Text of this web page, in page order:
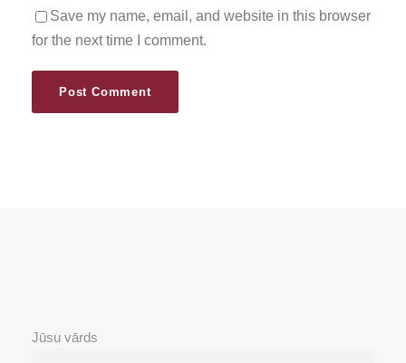
Save my name, email, and website in this browser
for the next time I comment.
Jūsu vārds